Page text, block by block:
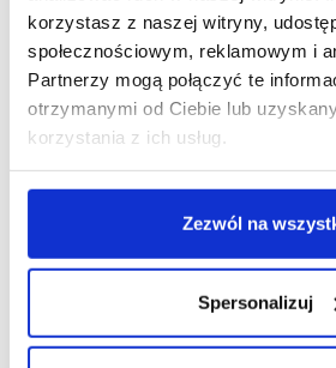
korzystasz z naszej witryny,
społecznościowym, reklamowym i
Partnerzy mogą połączyć te
otrzymanymi od Ciebie lub
korzystania z ich usług.
Zezwól na
Spersonalizuj
R E K L A M A